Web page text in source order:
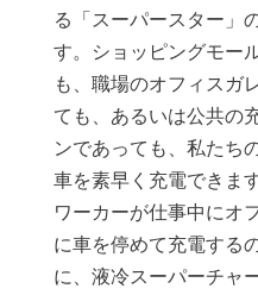
る「スーパースター」
す。ショッピングモー
も、職場のオフィスガ
ても、あるいは公共の
ンであっても、私たち
車を素早く充電できま
ワーカーが仕事中にオ
に車を停めて充電する
に、液冷スーパーチャ